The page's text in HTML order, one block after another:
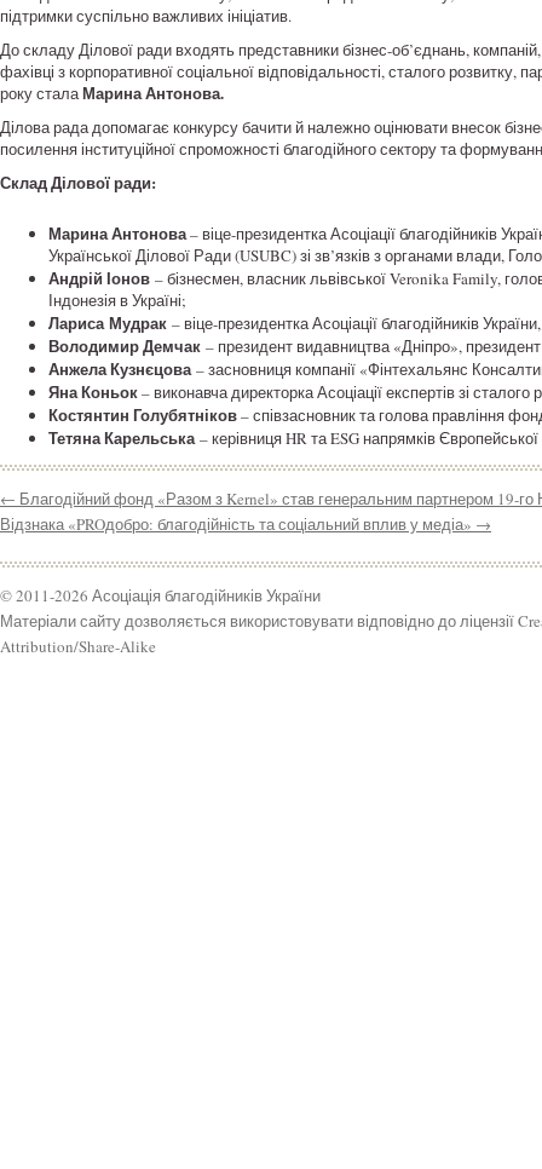
підтримки суспільно важливих ініціатив.
До складу Ділової ради входять представники бізнес-об’єднань,
фахівці з корпоративної соціальної відповідальності, сталого розвитку,
року сталаМарина Антонова.
Ділова рада допомагає конкурсу бачити й належно оцінювати внесок
посилення інституційної спроможності благодійного сектору та
Склад Ділової ради:
Марина Антонова– віце-президентка Асоціації благодійників
Української Ділової Ради (USUBC) зі зв’язків з органами влади,
Андрій Іонов – бізнесмен, власник львівської Veronika Family,
Індонезія в Україні;
Лариса Мудрак – віце-президентка Асоціації благодійників
Володимир Демчак – президент видавництва «Дніпро»,
Анжела Кузнєцова– засновниця компанії «Фінтехальянс
Яна Коньок– виконавча директорка Асоціації експертів зі
Костянтин Голубятніков– співзасновник та голова правління
Тетяна Карельська– керівниця HR та ESG напрямків
← Благодійний фонд «Разом з Kernel» став генеральним партнером 19-го
Відзнака «PROдобро: благодійність та соціальний вплив у медіа» →
© 2011-2026 Асоціація благодійників України
Матеріали сайту дозволяється використовувати відповідно до ліцензії
Attribution/Share-Alike